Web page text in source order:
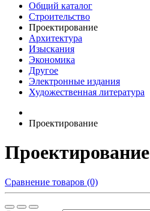
Общий каталог
Строительство
Проектирование
Архитектура
Изыскания
Экономика
Другое
Электронные издания
Художественная литература
Проектирование
Проектирование
Сравнение товаров (0)